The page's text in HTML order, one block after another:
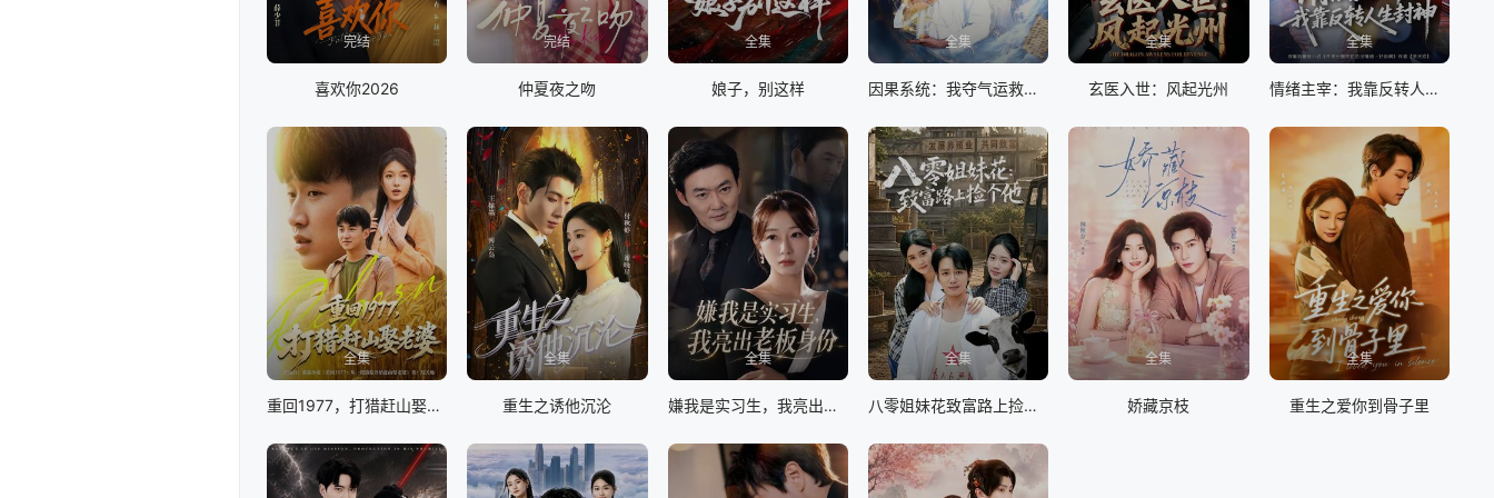
完结
喜欢你2026
完结
仲夏夜之吻
全集
娘子，别这样
全集
因果系统：我夺气运救苍生
全集
玄医入世：风起光州
全集
情绪主宰：我靠反转人生封神
全集
重回1977，打猎赶山娶老婆
全集
重生之诱他沉沦
全集
嫌我是实习生，我亮出老板身份
全集
八零姐妹花致富路上捡个他
全集
娇藏京枝
全集
重生之爱你到骨子里